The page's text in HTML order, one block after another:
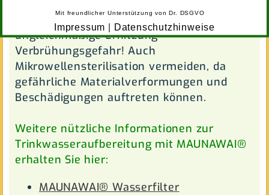
explosionsartig freigesetzt werden. Durch
ungleichmäßige Erhitzung
Verbrühungsgefahr! Auch
Mikrowellensterilisation vermeiden, da
gefährliche Materialverformungen und
Beschädigungen auftreten können.
Weitere nützliche Informationen zur
Trinkwasseraufbereitung mit MAUNAWAI®
erhalten Sie hier:
MAUNAWAI® Wasserfilter
Mit freundlicher Unterstützung vonDr. DSGVO
Impressum Datenschutzhinweise